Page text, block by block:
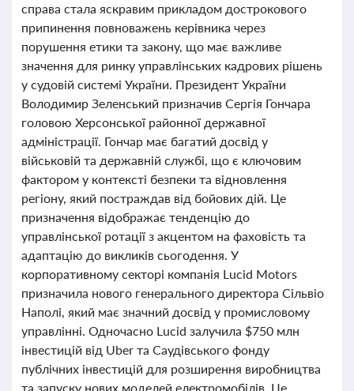
справа стала яскравим прикладом дострокового
припинення повноважень керівника через
порушення етики та закону, що має важливе
значення для ринку управлінських кадрових рішень
у судовій системі України. Президент України
Володимир Зеленський призначив Сергія Гончара
головою Херсонської районної державної
адміністрації. Гончар має багатий досвід у
військовій та державній службі, що є ключовим
фактором у контексті безпеки та відновлення
регіону, який постраждав від бойових дій. Це
призначення відображає тенденцію до
управлінської ротації з акцентом на фаховість та
адаптацію до викликів сьогодення. У
корпоративному секторі компанія Lucid Motors
призначила нового генерального директора Сільвіо
Наполі, який має значний досвід у промисловому
управлінні. Одночасно Lucid залучила $750 млн
інвестицій від Uber та Саудівського фонду
публічних інвестицій для розширення виробництва
та запуску нових моделей електромобілів. Це